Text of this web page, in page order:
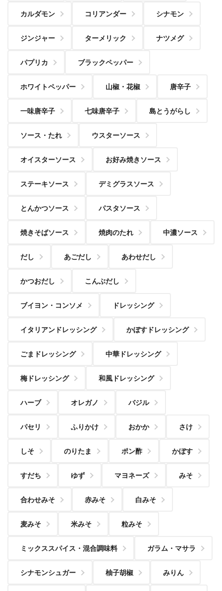
カルダモン コリアンダー シナモン
ジンジャー ターメリック ナツメグ
パプリカ ブラックペッパー
ホワイトペッパー 山椒・花椒 唐辛子
一味唐辛子 七味唐辛子 島とうがらし
ソース・たれ ウスターソース
オイスターソース お好み焼きソース
ステーキソース デミグラスソース
とんかつソース パスタソース
焼きそばソース 焼肉のたれ 中濃ソース
だし あごだし あわせだし
かつおだし こんぶだし
ブイヨン・コンソメ ドレッシング
イタリアンドレッシング かぼすドレッシング
ごまドレッシング 中華ドレッシング
梅ドレッシング 和風ドレッシング
ハーブ オレガノ バジル
パセリ ふりかけ おかか さけ
しそ のりたま ポン酢 かぼす
すだち ゆず マヨネーズ みそ
合わせみそ 赤みそ 白みそ
麦みそ 米みそ 粒みそ
ミックススパイス・混合調味料 ガラム・マサラ
シナモンシュガー 柚子胡椒 みりん